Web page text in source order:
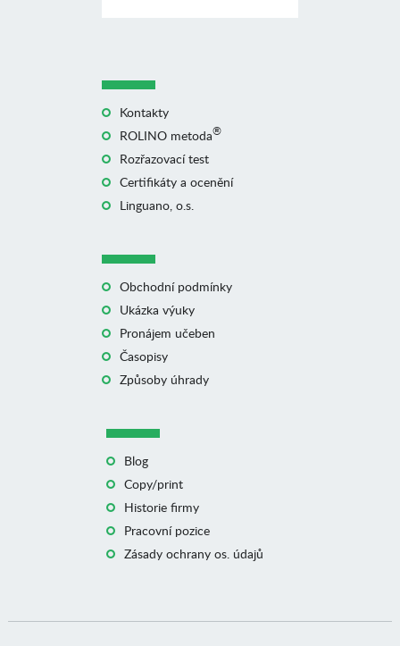
Kontakty
ROLINO metoda®
Rozřazovací test
Certifikáty a ocenění
Linguano, o.s.
Obchodní podmínky
Ukázka výuky
Pronájem učeben
Časopisy
Způsoby úhrady
Blog
Copy/print
Historie firmy
Pracovní pozice
Zásady ochrany os. údajů